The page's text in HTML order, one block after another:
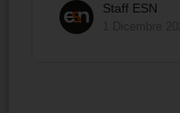
Staff ESN